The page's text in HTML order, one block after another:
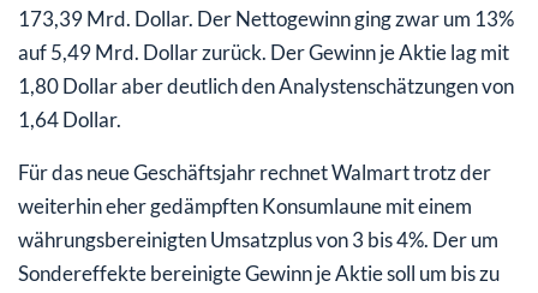
173,39 Mrd. Dollar. Der Nettogewinn ging zwar um 13%
auf 5,49 Mrd. Dollar zurück. Der Gewinn je Aktie lag mit
1,80 Dollar aber deutlich den Analystenschätzungen von
1,64 Dollar.
Für das neue Geschäftsjahr rechnet Walmart trotz der
weiterhin eher gedämpften Konsumlaune mit einem
währungsbereinigten Umsatzplus von 3 bis 4%. Der um
Sondereffekte bereinigte Gewinn je Aktie soll um bis zu